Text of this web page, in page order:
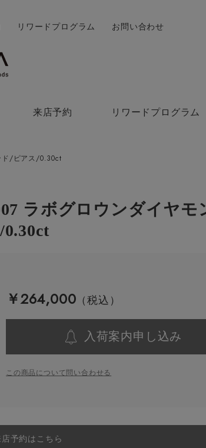
来店予約 リワードプログラム
リワードプログラム お問い合わせ
ド/ピアス/0.30ct
ラボグロウンダイヤモ
0.30ct
￥264,000
入荷案内申し込み
この商品について問い合わせる
店予約はこちら